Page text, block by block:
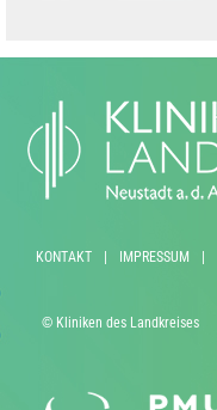
KONTAKT | IMPRESSUM |
© Kliniken des Landkreises